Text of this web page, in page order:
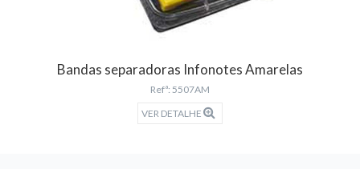
Bandas separadoras Infonotes Amarelas
Refª: 5507AM
VER DETALHE